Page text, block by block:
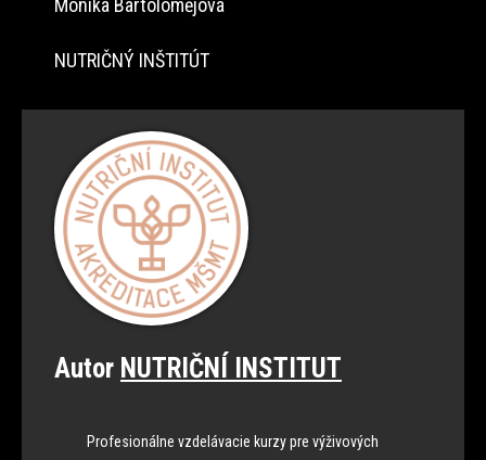
NUTRIČNÝ INŠTITÚT
Autor NUTRIČNÍ INSTITUT
Profesionálne vzdelávacie kurzy pre výživových